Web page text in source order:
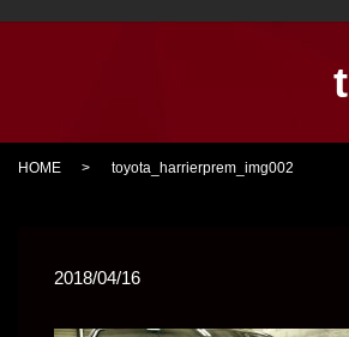
HOME toyota_harrierprem_img002
2018/04/16